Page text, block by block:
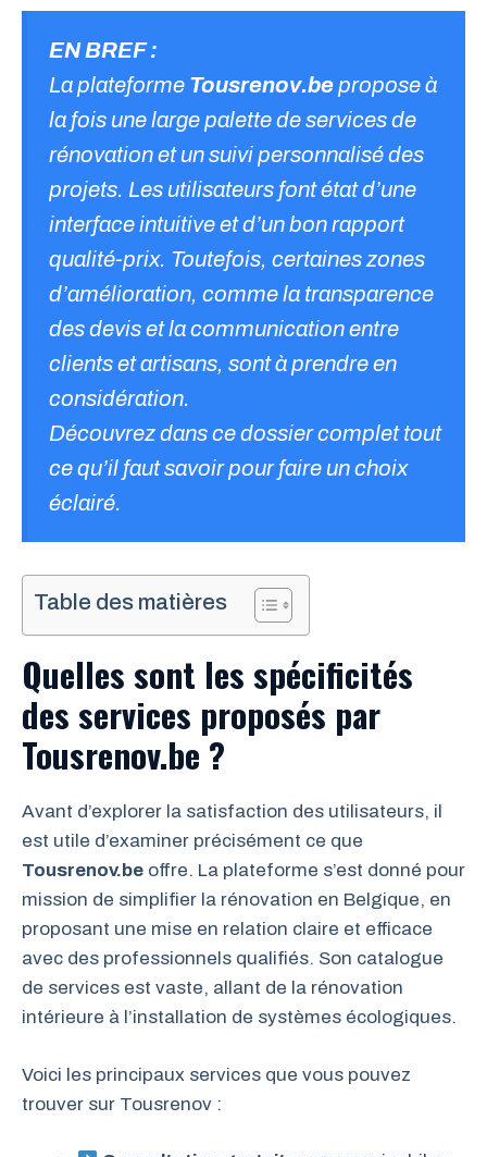
EN BREF :
La plateforme Tousrenov.bepropose à
la fois une large palette de services de
rénovation et un suivi personnalisé des
projets. Les utilisateurs font état d’une
interface intuitive et d’un bon rapport
qualité-prix. Toutefois, certaines zones
d’amélioration, comme la transparence
des devis et la communication entre
clients et artisans, sont à prendre en
considération.
Découvrez dans ce dossier complet tout
ce qu’il faut savoir pour faire un choix
éclairé.
Table des matières
Quelles sont les spécificités
des services proposés par
Tousrenov.be ?
Avant d’explorer la satisfaction des utilisateurs, il
est utile d’examiner précisément ce que
Tousrenov.be offre. La plateforme s’est donné pour
mission de simplifier la rénovation en Belgique, en
proposant une mise en relation claire et efficace
avec des professionnels qualifiés. Son catalogue
de services est vaste, allant de la rénovation
intérieure à l’installation de systèmes écologiques.
Voici les principaux services que vous pouvez
trouver sur Tousrenov :